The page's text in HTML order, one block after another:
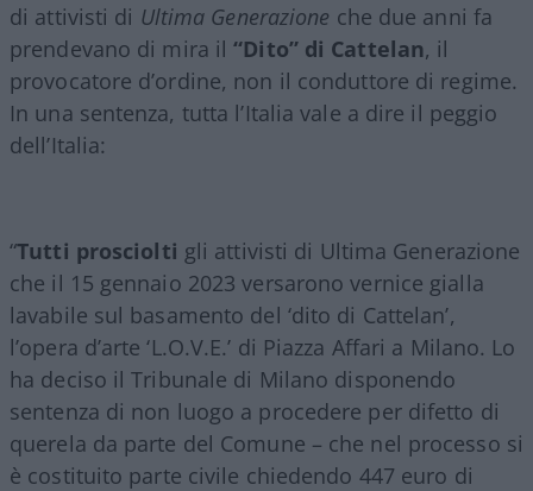
di attivisti di Ultima Generazione che due anni fa
prendevano di mira il“Dito” di Cattelan, il
provocatore d’ordine, non il conduttore di regime.
In una sentenza, tutta l’Italia vale a dire il peggio
dell’Italia:
“Tutti prosciolti gli attivisti di Ultima Generazione
che il 15 gennaio 2023 versarono vernice gialla
lavabile sul basamento del ‘dito di Cattelan’,
l’opera d’arte ‘L.O.V.E.’ di Piazza Affari a Milano. Lo
ha deciso il Tribunale di Milano disponendo
sentenza di non luogo a procedere per difetto di
querela da parte del Comune – che nel processo si
è costituito parte civile chiedendo 447 euro di